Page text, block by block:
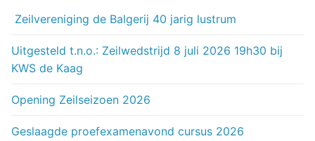
Zeilvereniging de Balgerij 40 jarig lustrum
Uitgesteld t.n.o.: Zeilwedstrijd 8 juli 2026 19h30 bij
KWS de Kaag
Opening Zeilseizoen 2026
Geslaagde proefexamenavond cursus 2026